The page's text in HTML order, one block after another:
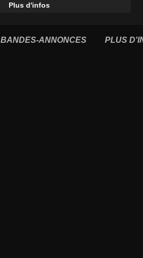
Plus d'infos
BANDES-ANNONCES PLUS